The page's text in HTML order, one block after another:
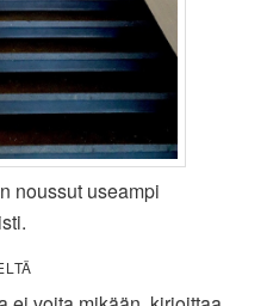
noussut useampi